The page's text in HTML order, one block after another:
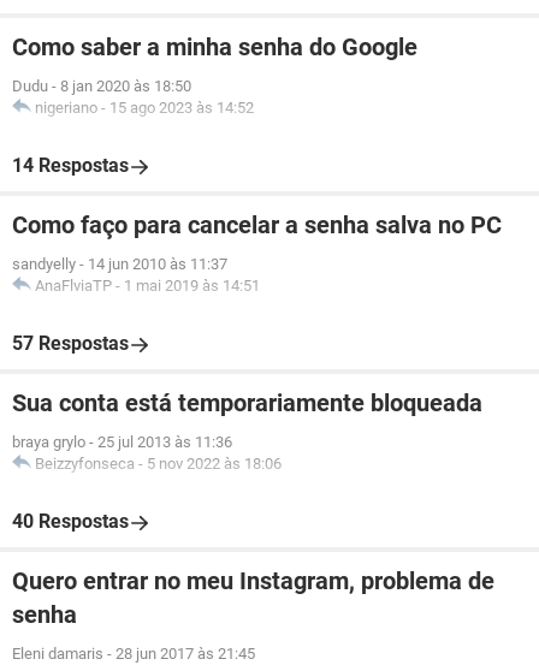
Como saber a minha senha do Google
Dudu - 8 jan 2020 às 18:50
nigeriano - 15 ago 2023 às 14:52
14 Respostas
Como faço para cancelar a senha salva no PC
sandyelly - 14 jun 2010 às 11:37
AnaFlviaTP - 1 mai 2019 às 14:51
57 Respostas
Sua conta está temporariamente bloqueada
braya grylo - 25 jul 2013 às 11:36
Beizzyfonseca - 5 nov 2022 às 18:06
40 Respostas
Quero entrar no meu Instagram, problema de
senha
Eleni damaris - 28 jun 2017 às 21:45